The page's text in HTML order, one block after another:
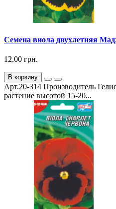
Семена виола двухлетняя
12.00 грн.
В корзину
Арт.20-314 Производитель
растение высотой 15-20...